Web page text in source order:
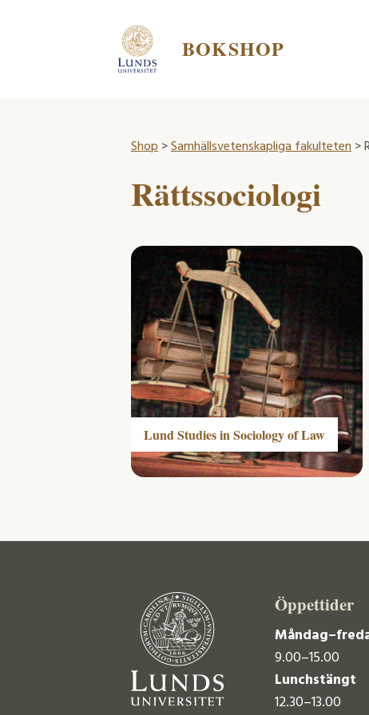
BOKSHOP
Shop>Samhällsvetenskapliga fakulteten>
Rättssociologi
Lund Studies in Sociology of Law
Öppettider
9.00–15.00
Lunchstängt
12.30–13.00